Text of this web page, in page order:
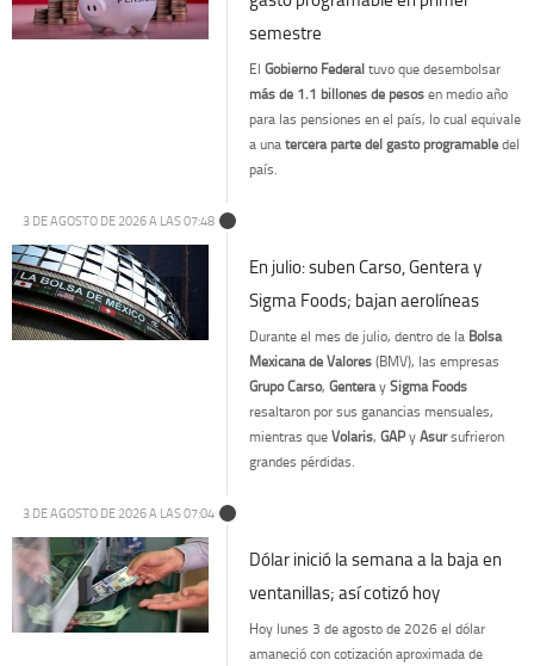
semestre
El Gobierno Federaltuvo que desembolsar
más de 1.1 billones de pesosen medio año
para las pensiones en el país, lo cual equivale
a unatercera parte del gasto programabledel
país.
3 DE AGOSTO DE 2026 A LAS 07:48
En julio: suben Carso, Gentera y
Sigma Foods; bajan aerolíneas
Durante el mes de julio, dentro de la Bolsa
Mexicana de Valores(BMV), las empresas
Grupo Carso, GenteraySigma Foods
resaltaron por sus ganancias mensuales,
mientras queVolaris, GAPyAsursufrieron
grandes pérdidas.
3 DE AGOSTO DE 2026 A LAS 07:04
Dólar inició la semana a la baja en
ventanillas; así cotizó hoy
Hoy lunes 3 de agosto de 2026 el dólar
amaneció con cotización aproximada de